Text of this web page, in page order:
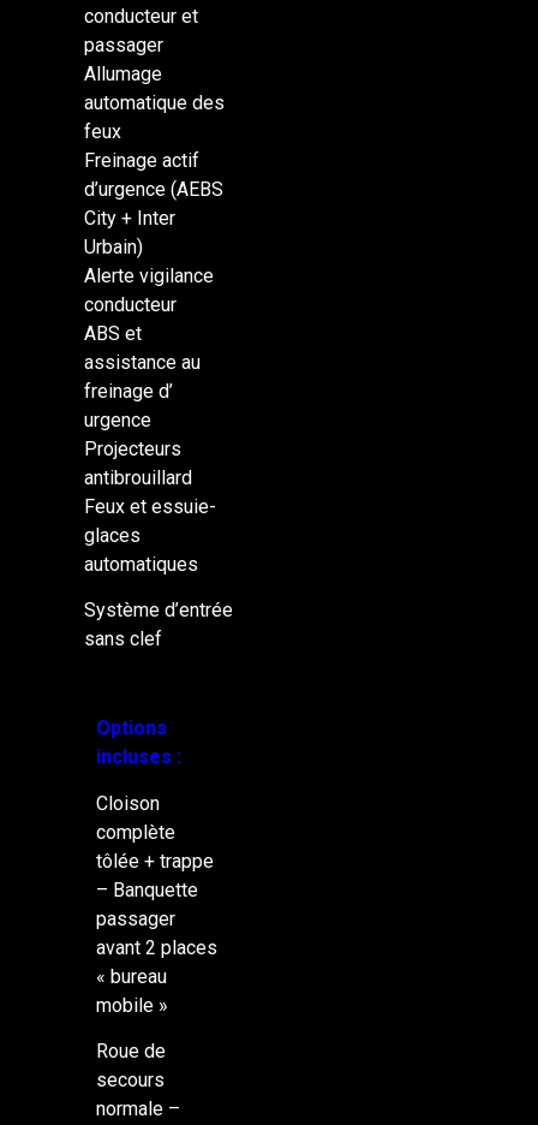
conducteur et
passager
Allumage
automatique des
feux
Freinage actif
d’urgence (AEBS
City + Inter
Urbain)
Alerte vigilance
conducteur
ABS et
assistance au
freinage d’
urgence
Projecteurs
antibrouillard
Feux et essuie-
glaces
automatiques
Système d’entrée
sans clef
Options
incluses :
Cloison
complète
tôlée + trappe
– Banquette
passager
avant 2 places
« bureau
mobile »
Roue de
secours
normale –